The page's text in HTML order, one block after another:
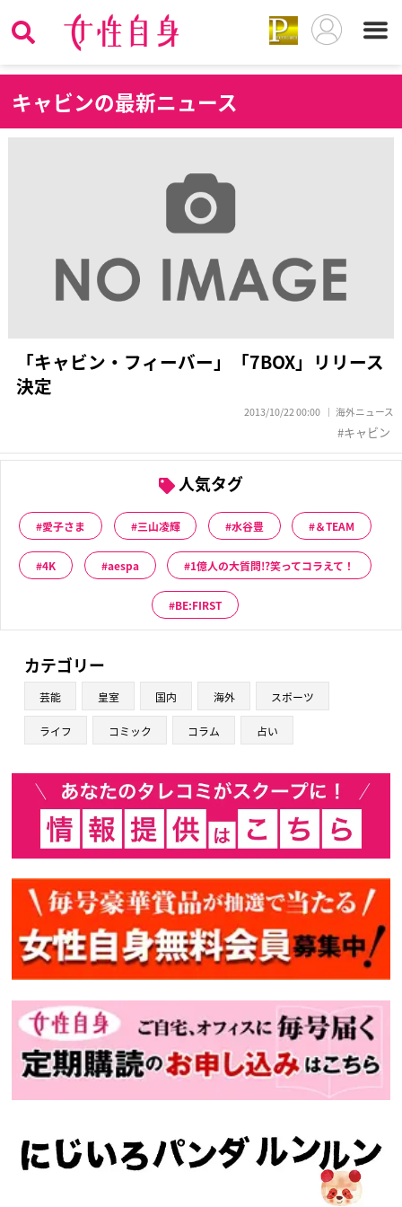
キャビンの最新ニュース
「キャビン・フィーバー」「7BOX」リリース
決定
2013/10/22 00:00 海外ニュース
キャビン
人気タグ
愛子さま 三山凌輝 水谷豊 ＆TEAM
4K aespa 1億人の大質問!?笑ってコラえて！
BE:FIRST
カテゴリー
芸能 皇室 国内 海外 スポーツ
ライフ コミック コラム 占い